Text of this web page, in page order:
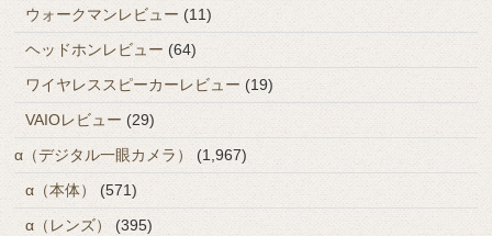
ウォークマンレビュー (11)
ヘッドホンレビュー (64)
ワイヤレススピーカーレビュー (19)
VAIOレビュー (29)
α（デジタル一眼カメラ）
(1,967)
α（本体）
(571)
α（レンズ）
(395)